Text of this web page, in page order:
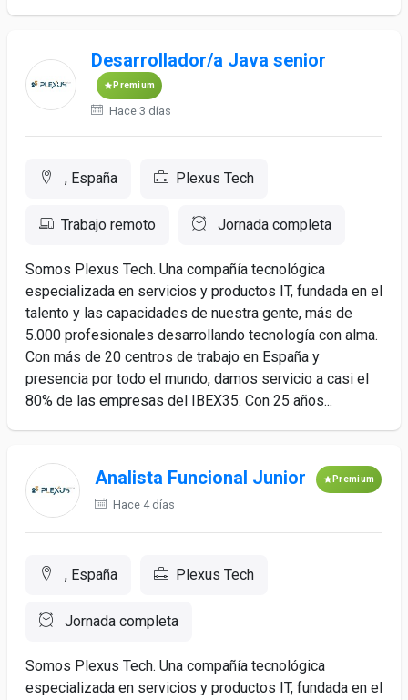
Desarrollador/a Java senior
Premium
Hace 3 días
, España Plexus Tech
Trabajo remoto Jornada completa
Somos Plexus Tech. Una compañía tecnológica
especializada en servicios y productos IT, fundada en el
talento y las capacidades de nuestra gente, más de
5.000 profesionales desarrollando tecnología con alma.
Con más de 20 centros de trabajo en España y
presencia por todo el mundo, damos servicio a casi el
80% de las empresas del IBEX35. Con 25 años...
Analista Funcional Junior Premium
Hace 4 días
, España Plexus Tech
Jornada completa
Somos Plexus Tech. Una compañía tecnológica
especializada en servicios y productos IT, fundada en el